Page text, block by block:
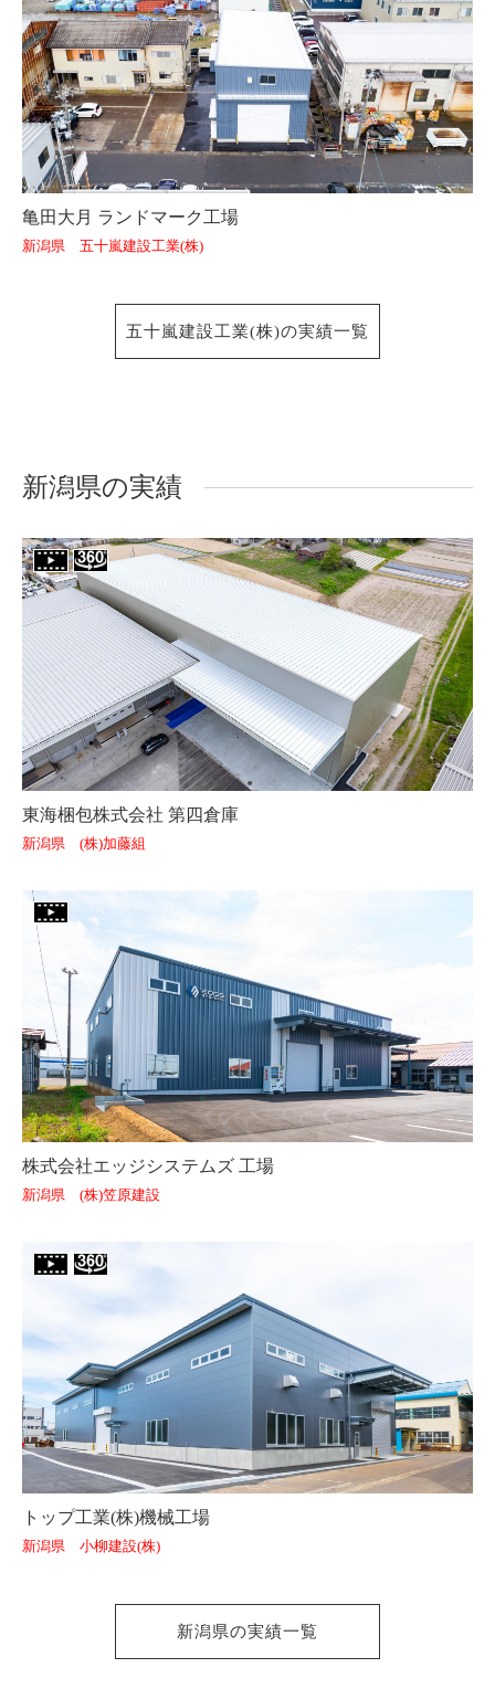
亀田大月 ランドマーク工場
新潟県 五十嵐建設工業(株)
五十嵐建設工業(株)の実績一覧
新潟県の実績
東海梱包株式会社 第四倉庫
新潟県 (株)加藤組
株式会社エッジシステムズ 工場
新潟県 (株)笠原建設
トップ工業(株)機械工場
新潟県 小柳建設(株)
新潟県の実績一覧